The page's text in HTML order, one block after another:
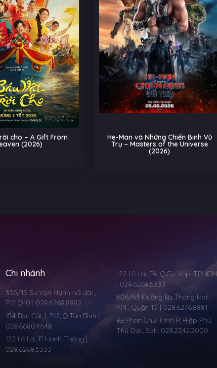
cho – A Gift From
(2026)
He-Man và Những Chiến Binh Vũ
Trụ – Masters of the Universe
(2026)
Chi nhánh
355/15 Sư Vạn Hạnh nối dài ,
P.12 Q10 | 028.6268.8882
154 Bàu Cát 1, P.12, Q.Tân Bình |
028.6680.4648
122 Lê Lơi, P. Hạnh Thông |
028.6268.5333
122 Lê Lợi, P4, Q.Gò Vấp, TP.HCM
| 028.6268.5333
606/63 Đường Ba Tháng Hai ,
P.14 , Quận 10 | 028.6276.8881
8B Phan Chu Trinh P. Hiệp Phú,
Thủ Đức. Sdt : 028.2242.2000